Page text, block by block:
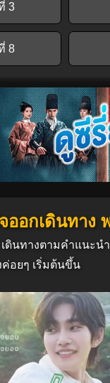
3
8
อกเดินทาง
ดินทางตามคำแนะ
ค่อยๆ เริ่มต้นขึ้น